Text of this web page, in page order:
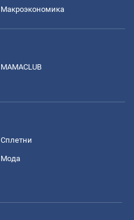
Mакроэкономика
MAMACLUB
Сплетни
Мода